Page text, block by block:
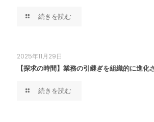
続きを読む
2025年11月29日
【探求の時間】業務の引継ぎを組織的に進
続きを読む